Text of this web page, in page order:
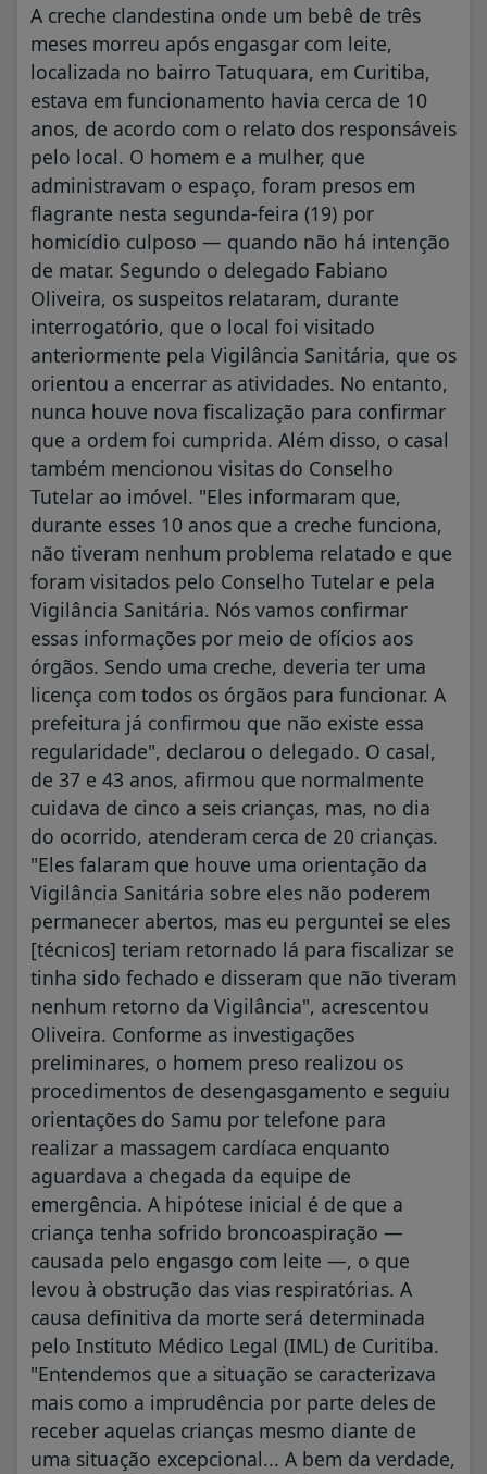
A creche clandestina onde um bebê de três
meses morreu após engasgar com leite,
localizada no bairro Tatuquara, em Curitiba,
estava em funcionamento havia cerca de 10
anos, de acordo com o relato dos responsáveis
pelo local. O homem e a mulher, que
administravam o espaço, foram presos em
flagrante nesta segunda-feira (19) por
homicídio culposo — quando não há intenção
de matar. Segundo o delegado Fabiano
Oliveira, os suspeitos relataram, durante
interrogatório, que o local foi visitado
anteriormente pela Vigilância Sanitária, que os
orientou a encerrar as atividades. No entanto,
nunca houve nova fiscalização para confirmar
que a ordem foi cumprida. Além disso, o casal
também mencionou visitas do Conselho
Tutelar ao imóvel. "Eles informaram que,
durante esses 10 anos que a creche funciona,
não tiveram nenhum problema relatado e que
foram visitados pelo Conselho Tutelar e pela
Vigilância Sanitária. Nós vamos confirmar
essas informações por meio de ofícios aos
órgãos. Sendo uma creche, deveria ter uma
licença com todos os órgãos para funcionar. A
prefeitura já confirmou que não existe essa
regularidade", declarou o delegado. O casal,
de 37 e 43 anos, afirmou que normalmente
cuidava de cinco a seis crianças, mas, no dia
do ocorrido, atenderam cerca de 20 crianças.
"Eles falaram que houve uma orientação da
Vigilância Sanitária sobre eles não poderem
permanecer abertos, mas eu perguntei se eles
[técnicos] teriam retornado lá para fiscalizar se
tinha sido fechado e disseram que não tiveram
nenhum retorno da Vigilância", acrescentou
Oliveira. Conforme as investigações
preliminares, o homem preso realizou os
procedimentos de desengasgamento e seguiu
orientações do Samu por telefone para
realizar a massagem cardíaca enquanto
aguardava a chegada da equipe de
emergência. A hipótese inicial é de que a
criança tenha sofrido broncoaspiração —
causada pelo engasgo com leite —, o que
levou à obstrução das vias respiratórias. A
causa definitiva da morte será determinada
pelo Instituto Médico Legal (IML) de Curitiba.
"Entendemos que a situação se caracterizava
mais como a imprudência por parte deles de
receber aquelas crianças mesmo diante de
uma situação excepcional... A bem da verdade,